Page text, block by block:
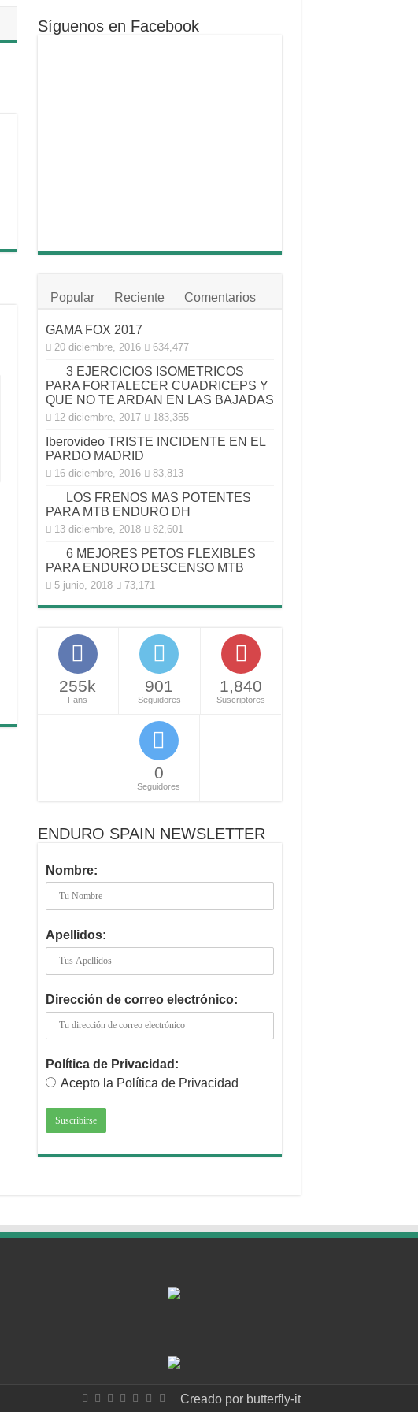
Síguenos en Facebook
Popular Reciente Comentarios
GAMA FOX 2017
20 diciembre, 2016 634,477
3 EJERCICIOS ISOMETRICOS
PARA FORTALECER CUADRICEPS Y
QUE NO TE ARDAN EN LAS BAJADAS
12 diciembre, 2017 183,355
Iberovideo TRISTE INCIDENTE EN EL
PARDO MADRID
16 diciembre, 2016 83,813
LOS FRENOS MAS POTENTES
PARA MTB ENDURO DH
13 diciembre, 2018 82,601
6 MEJORES PETOS FLEXIBLES
PARA ENDURO DESCENSO MTB
5 junio, 2018 73,171
255k
Fans
901
Seguidores
1,840
Suscriptores
0
Seguidores
ENDURO SPAIN NEWSLETTER
Nombre:
Apellidos:
Dirección de correo electrónico:
Política de Privacidad:
Acepto la Política de Privacidad
Creado por butterfly-it